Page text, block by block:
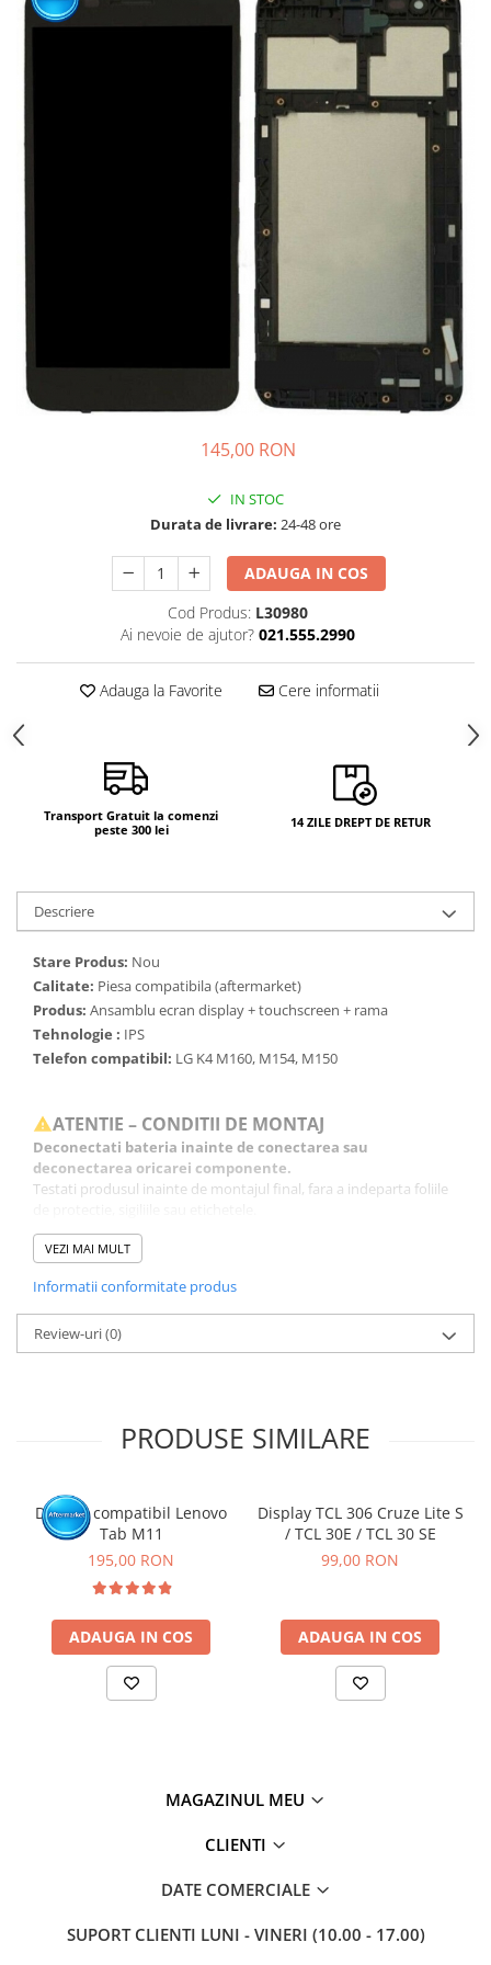
145,00 RON
IN STOC
Durata de livrare: 24-48 ore
ADAUGA IN COS
Cod Produs: L30980
Ai nevoie de ajutor? 021.555.2990
Adauga la Favorite Cere informatii
Transport Gratuit la comenzi
peste 300 lei
14 ZILE DREPT DE RETUR
Descriere
Stare Produs: Nou
Calitate: Piesa compatibila (aftermarket)
Produs: Ansamblu ecran display + touchscreen + rama
Tehnologie : IPS
Telefon compatibil: LG K4 M160, M154, M150
ATENTIE – CONDITII DE MONTAJ
Deconectati bateria inainte de conectarea sau
deconectarea oricarei componente.
Testati produsul inainte de montajul final, fara a indeparta foliile
Inlocuirea componentelor interne este un proces delicat si
necesita cunostinte si echipamente specifice domeniului
Se recomanda montajul intr-un service specializat.
GARANTIE
VEZI MAI MULT
Informatii conformitate produs
Review-uri(0)
PRODUSE SIMILARE
Display compatibil Lenovo
Tab M11
195,00 RON
ADAUGA IN COS
Display TCL 306 Cruze Lite S
/ TCL 30E / TCL 30 SE
99,00 RON
ADAUGA IN COS
MAGAZINUL MEU
CLIENTI
DATE COMERCIALE
SUPORT CLIENTI LUNI - VINERI (10.00 - 17.00)